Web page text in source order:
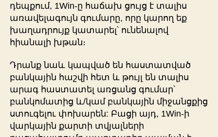
դեպքում, 1Win-ը հաճախ ցույց է տալիս
առավելագույն գումարը, որը կարող եք
խաղադրույք կատարել՝ ունենալով
հիանալի խթան։
Դրանք նաև կապված են հաստատված
բանկային հաշվի հետ և թույլ են տալիս
արագ հաստատել առցանց գումար՝
բանկոմատից և/կամ բանկային միջանցքից
ստուգելու փոխարեն: Բացի այդ, 1Win-ի
վարկային քարտի տվյալների